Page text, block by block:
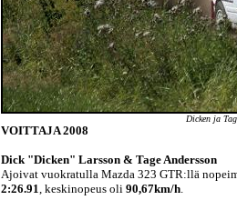
Dicken ja
VOITTAJA 2008
Dick "Dicken" Larsson & Tage Andersson
Ajoivat vuokratulla Mazda 323 GTR:llä
2:26.91, keskinopeus oli 90,67km/h.